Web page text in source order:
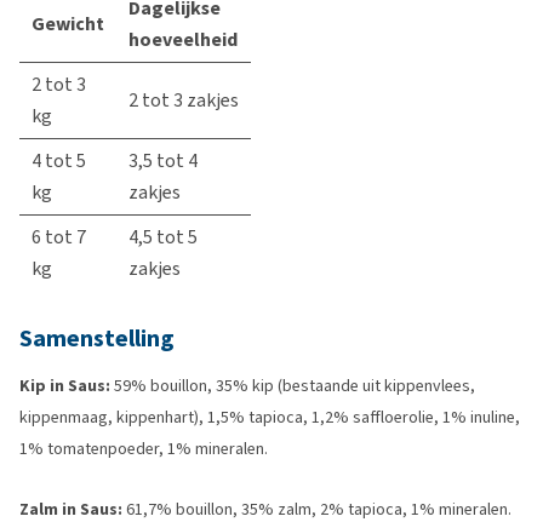
Gewicht
Dagelijkse
hoeveelheid
2 tot 3
kg
2 tot 3 zakjes
4 tot 5
kg
3,5 tot 4
zakjes
6 tot 7
kg
4,5 tot 5
zakjes
Samenstelling
Kip in Saus: 59% bouillon, 35% kip (bestaande uit kippenvlees,
kippenmaag, kippenhart), 1,5% tapioca, 1,2% saffloerolie, 1% inuline,
1% tomatenpoeder, 1% mineralen.
Zalm in Saus: 61,7% bouillon, 35% zalm, 2% tapioca, 1% mineralen.